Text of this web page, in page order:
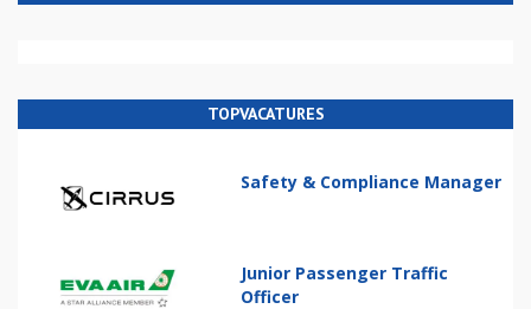
TOPVACATURES
Safety & Compliance Manager
Junior Passenger Traffic
Officer